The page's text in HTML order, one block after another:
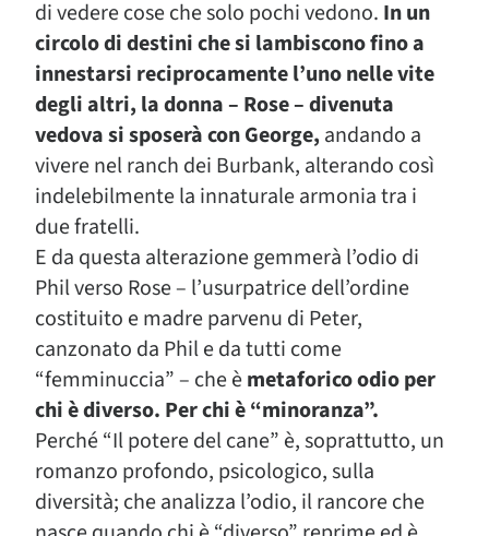
di vedere cose che solo pochi vedono. In un
circolo di destini che si lambiscono fino a
innestarsi reciprocamente l’uno nelle vite
degli altri, la donna – Rose – divenuta
vedova si sposerà con George, andando a
vivere nel ranch dei Burbank, alterando così
indelebilmente la innaturale armonia tra i
due fratelli.
E da questa alterazione gemmerà l’odio di
Phil verso Rose – l’usurpatrice dell’ordine
costituito e madre parvenu di Peter,
canzonato da Phil e da tutti come
“femminuccia” – che èmetaforico odio per
chi è diverso. Per chi è “minoranza”.
Perché “Il potere del cane” è, soprattutto, un
romanzo profondo, psicologico, sulla
diversità; che analizza l’odio, il rancore che